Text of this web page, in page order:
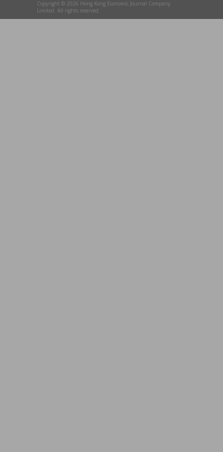
Copyright © 2026 Hong Kong Economic Journal Company
Limited. All rights reserved.